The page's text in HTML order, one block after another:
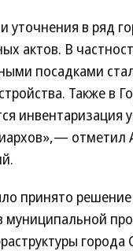
уточнения в ряд
актов. В
посадками
Также в
инвентаризация
отметил
принято
муниципальной
города